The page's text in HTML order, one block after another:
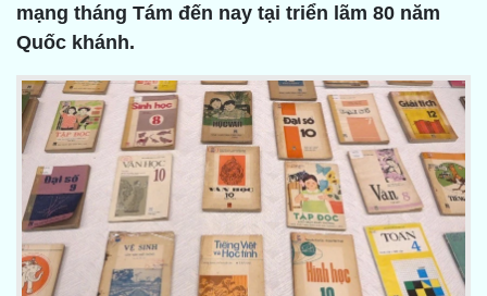
mạng tháng Tám đến nay tại triển lãm 80 năm
Quốc khánh.